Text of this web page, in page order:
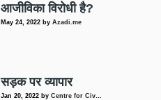
आजीविका विरोधी है?
May 24, 2022 byAzadi.me
सड़क पर व्यापार
Jan 20, 2022 byCentre for Civ…